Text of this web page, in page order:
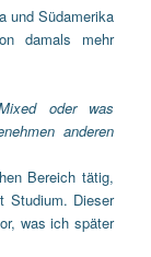
und Südamerika
damals mehr
oder was
anderen
Bereich tätig,
Studium. Dieser
was ich später